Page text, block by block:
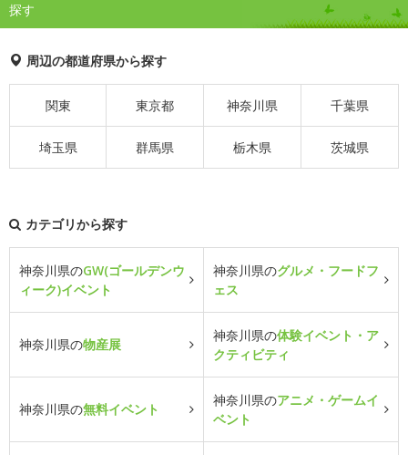
探す
周辺の都道府県から探す
関東 東京都 神奈川県 千葉県
埼玉県 群馬県 栃木県 茨城県
カテゴリから探す
神奈川県のGW(ゴールデンウ
ィーク)イベント
神奈川県のグルメ・フードフ
ェス
神奈川県の物産展
神奈川県の体験イベント・ア
クティビティ
神奈川県の無料イベント
神奈川県のアニメ・ゲームイ
ベント